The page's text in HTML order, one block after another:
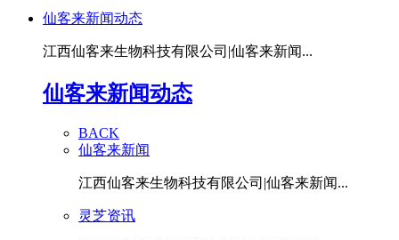
仙客来新闻动态
江西仙客来生物科技有限公司|仙客来新闻...
仙客来新闻动态
BACK
仙客来新闻
江西仙客来生物科技有限公司|仙客来新闻...
灵芝资讯